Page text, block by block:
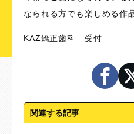
なられる方でも楽しめる作
KAZ矯正歯科 受付
関連する記事